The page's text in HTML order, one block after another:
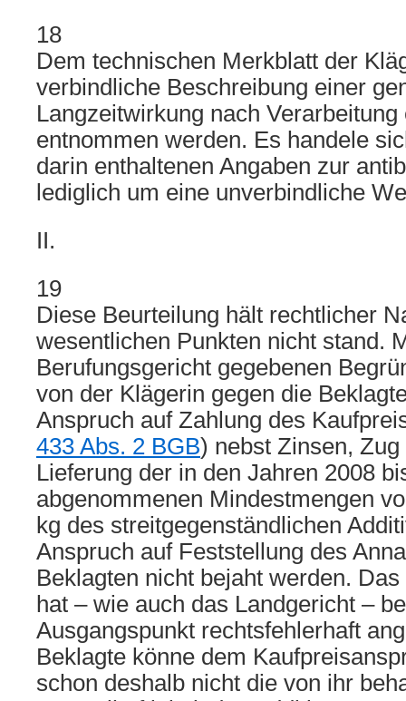
18
Dem technischen Merkblatt der
verbindliche Beschreibung einer
Langzeitwirkung nach
entnommen werden. Es handele
darin enthaltenen Angaben zur
lediglich um eine unverbindliche
II.
19
Diese Beurteilung hält rechtlicher
wesentlichen Punkten nicht stand.
Berufungsgericht gegebenen
von der Klägerin gegen die
Anspruch auf Zahlung des
433 Abs. 2 BGB) nebst Zinsen,
Lieferung der in den Jahren 2008
abgenommenen Mindestmengen
kg des streitgegenständlichen
Anspruch auf Feststellung des
Beklagten nicht bejaht werden.
hat – wie auch das Landgericht –
Ausgangspunkt rechtsfehlerhaft
Beklagte könne dem
schon deshalb nicht die von ihr